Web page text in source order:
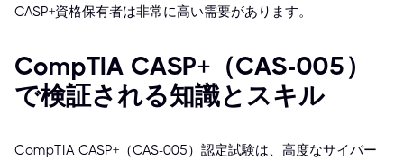
CASP+資格保有者は非常に高い需要があります。
CompTIA CASP+（CAS-005）
で検証される知識とスキル
CompTIA CASP+（CAS-005）認定試験は、高度なサイバー